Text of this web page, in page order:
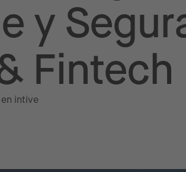
y
Fintech
en intive